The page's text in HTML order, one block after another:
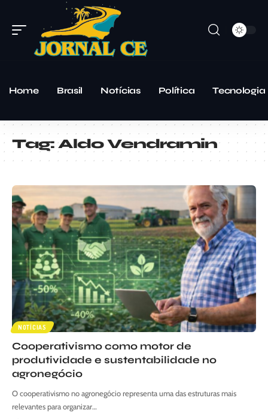
Home Brasil Notícias Política Tecnologia
Tag:Aldo Vendramin
NOTÍCIAS
Cooperativismo como motor de
produtividade e sustentabilidade no
agronegócio
O cooperativismo no agronegócio representa uma das estruturas mais
relevantes para organizar…